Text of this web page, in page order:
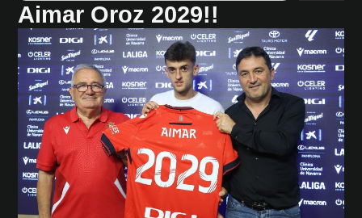
Aimar Oroz 2029!!